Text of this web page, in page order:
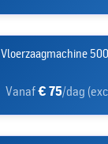
Vloerzaagmachine
Vanaf€ 75/dag